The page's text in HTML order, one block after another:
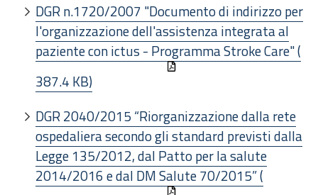
DGR n.1720/2007 "Documento di indirizzo per
l'organizzazione dell'assistenza integrata al
paziente con ictus - Programma Stroke Care" (
387.4 KB)
DGR 2040/2015 “Riorganizzazione dalla rete
ospedaliera secondo gli standard previsti dalla
Legge 135/2012, dal Patto per la salute
2014/2016 e dal DM Salute 70/2015” (